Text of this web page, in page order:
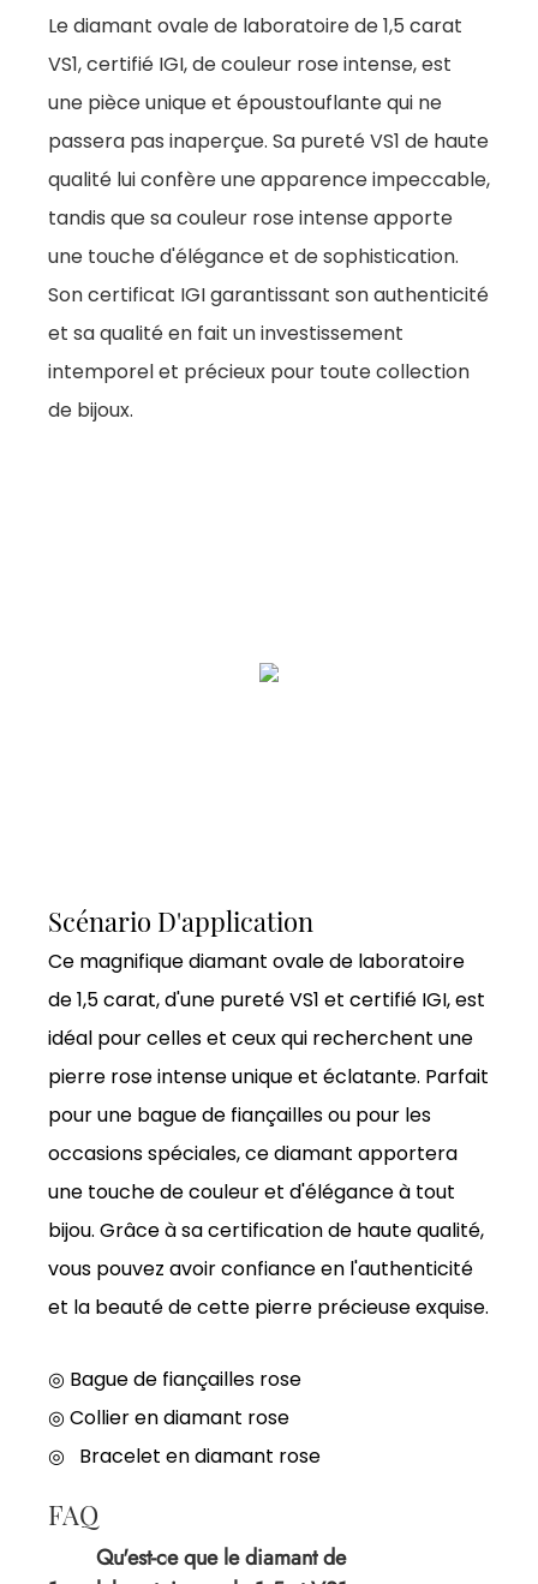
Le diamant ovale de laboratoire de 1,5 carat
VS1, certifié IGI, de couleur rose intense, est
une pièce unique et époustouflante qui ne
passera pas inaperçue. Sa pureté VS1 de haute
qualité lui confère une apparence impeccable,
tandis que sa couleur rose intense apporte
une touche d'élégance et de sophistication.
Son certificat IGI garantissant son authenticité
et sa qualité en fait un investissement
intemporel et précieux pour toute collection
de bijoux.
Scénario D'application
Ce magnifique diamant ovale de laboratoire
de 1,5 carat, d'une pureté VS1 et certifié IGI, est
idéal pour celles et ceux qui recherchent une
pierre rose intense unique et éclatante. Parfait
pour une bague de fiançailles ou pour les
occasions spéciales, ce diamant apportera
une touche de couleur et d'élégance à tout
bijou. Grâce à sa certification de haute qualité,
vous pouvez avoir confiance en l'authenticité
et la beauté de cette pierre précieuse exquise.
◎ Bague de fiançailles rose
◎ Collier en diamant rose
◎
Bracelet en diamant rose
FAQ
Qu'est-ce que le diamant de